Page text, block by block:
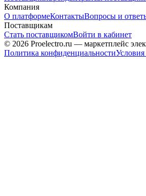
Компания
О платформеКонтактыВопросы и
Поставщикам
Стать поставщикомВойти в кабинет
© 2026 Proelectro.ru — маркетплейс
Политика конфиденциальности